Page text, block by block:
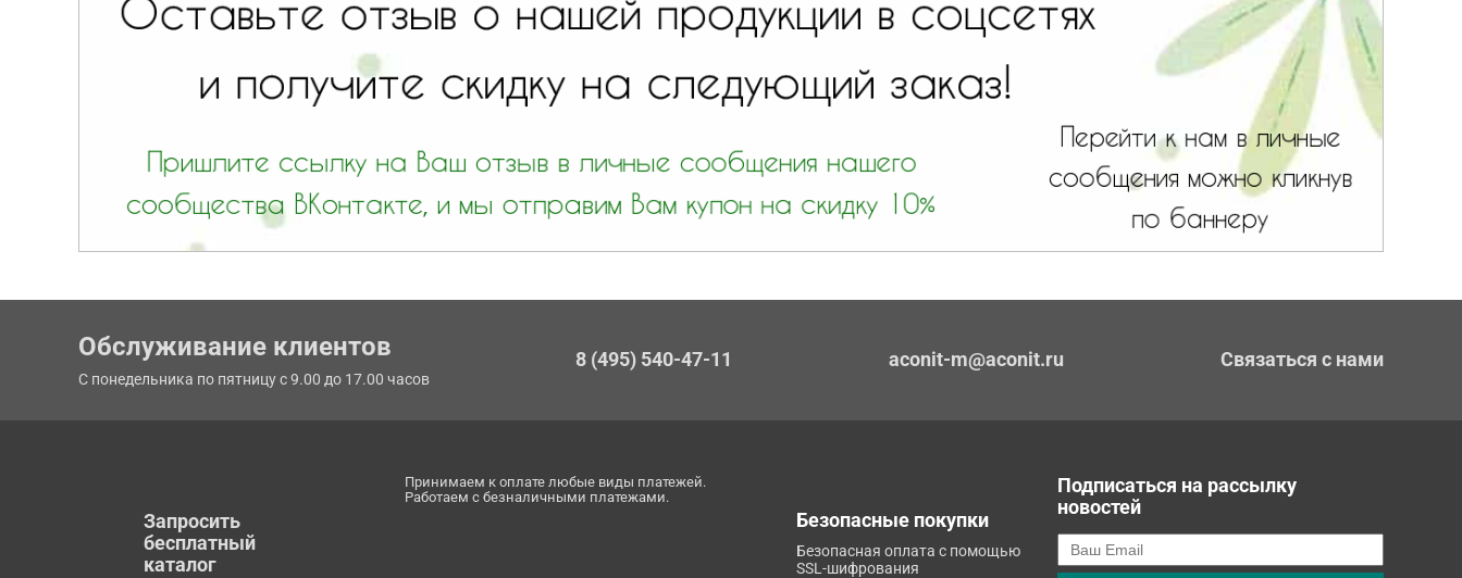
Обслуживание клиентов
С понедельника по пятницу с 9.00 до 17.00 часов
8 (495) 540-47-11 aconit-m@aconit.ru Связаться с нами
Запросить
бесплатный
каталог
Принимаем к оплате любые виды платежей.
Работаем с безналичными платежами.
Безопасные покупки
Безопасная оплата с помощью
SSL-шифрования
Подписаться на рассылку
новостей